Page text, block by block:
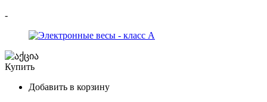
-
Купить
Добавить в корзину